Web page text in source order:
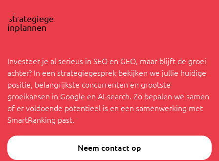
Investeer je al serieus in SEO en GEO, maar blijft de groei
achter? In een strategiegesprek bekijken we jullie huidige
positie, belangrijkste concurrenten en grootste
groeikansen in Google en AI-search. Zo bepalen we samen
of er voldoende potentieel is en een samenwerking met
SmartRanking past.
Neem contact op